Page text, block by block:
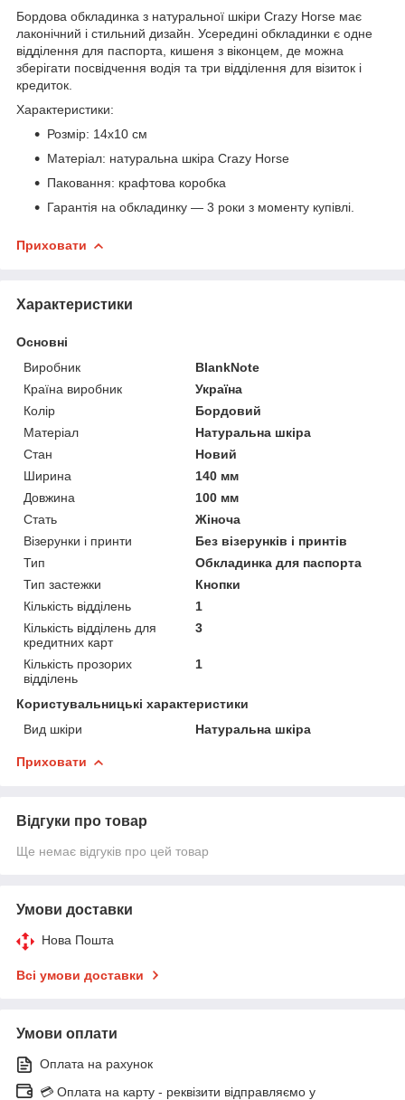
Бордова обкладинка з натуральної шкіри Crazy Horse має
лаконічний і стильний дизайн. Усередині обкладинки є одне
відділення для паспорта, кишеня з віконцем, де можна
зберігати посвідчення водія та три відділення для візиток і
кредиток.
Характеристики:
Розмір: 14x10 см
Матеріал: натуральна шкіра Crazy Horse
Паковання: крафтова коробка
Гарантія на обкладинку — 3 роки з моменту купівлі.
Приховати
Характеристики
Основні
Виробник
BlankNote
Країна виробник
Україна
Колір
Бордовий
Матеріал
Натуральна шкіра
Стан
Новий
Ширина
140 мм
Довжина
100 мм
Стать
Жіноча
Візерунки і принти
Без візерунків і принтів
Тип
Обкладинка для паспорта
Тип застежки
Кнопки
Кількість відділень
1
Кількість відділень для
кредитних карт
3
Кількість прозорих
відділень
1
Користувальницькі характеристики
Вид шкіри
Натуральна шкіра
Приховати
Відгуки про товар
Ще немає відгуків про цей товар
Умови доставки
Нова Пошта
Всі умови доставки
Умови оплати
Оплата на рахунок
💳 Оплата на карту - реквізити відправляємо у